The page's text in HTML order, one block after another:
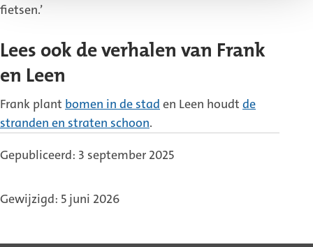
fietsen.’
Lees ook de verhalen van Frank
en Leen
Frank plant bomen in de stad en Leen houdt de
stranden en straten schoon.
Gepubliceerd: 3 september 2025
Gewijzigd: 5 juni 2026